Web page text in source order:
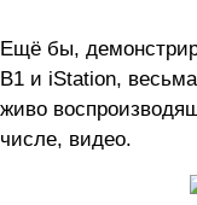
Ещё бы,
B1 и iStation,
живо
числе, видео.